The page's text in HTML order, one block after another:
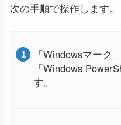
次の手順で操作します。
「Windowsマーク
「Windows
す。